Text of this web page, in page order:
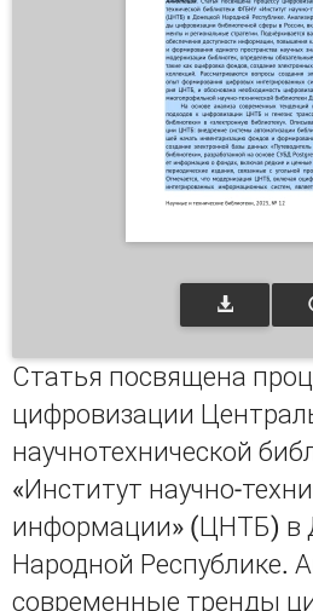
Статья посвящена
цифровизации
научнотехнической
«Институт научно-
информации» (ЦНТБ) в
Народной Республике.
современные тренды